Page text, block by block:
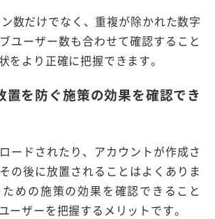
数だけでなく、重複が除かれた数字
ユーザー数も合わせて確認すること
をより正確に把握できます。
置を防ぐ施策の効果を確認でき
ードされたり、アカウントが作成さ
の後に放置されることはよくありま
めの施策の効果を確認できること
ーザーを把握するメリットです。